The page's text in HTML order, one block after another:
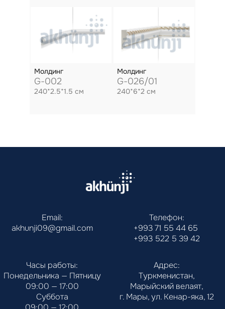
Молдинг
G-002
240*2.5*1.5 см
Молдинг
G-026/01
240*6*2 см
Email:
akhunji09@gmail.com
Телефон:
+993 71 55 44 65
+993 522 5 39 42
Часы работы:
Понедельника — Пятницу
09:00 — 17:00
Суббота
Адрес:
Туркменистан,
Марыйский велаят,
г. Мары, ул. Кенар-яка, 12